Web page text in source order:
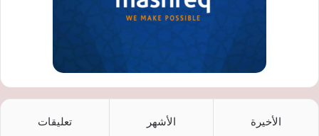
الأخيرة الأشهر تعليقات